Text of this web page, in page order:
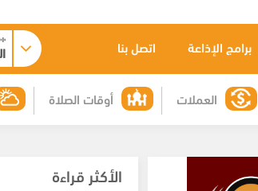
برامج الإذاعة اتصل بنا
أوقات الصلاة العملات
الأكثر قراءة